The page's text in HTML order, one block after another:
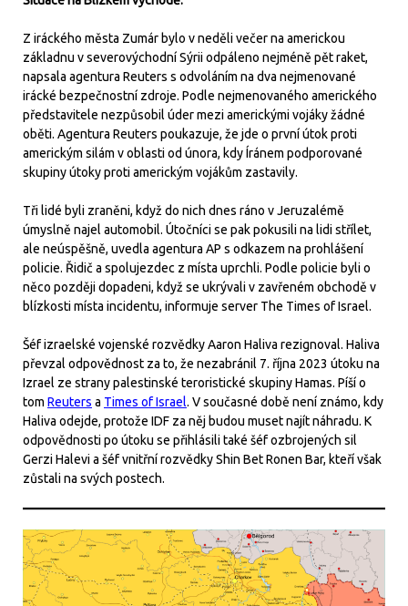
Z iráckého města Zumár bylo v neděli večer na americkou
základnu v severovýchodní Sýrii odpáleno nejméně pět raket,
napsala agentura Reuters s odvoláním na dva nejmenované
irácké bezpečnostní zdroje. Podle nejmenovaného amerického
představitele nezpůsobil úder mezi americkými vojáky žádné
oběti. Agentura Reuters poukazuje, že jde o první útok proti
americkým silám v oblasti od února, kdy Íránem podporované
skupiny útoky proti americkým vojákům zastavily.
Tři lidé byli zraněni, když do nich dnes ráno v Jeruzalémě
úmyslně najel automobil. Útočníci se pak pokusili na lidi střílet,
ale neúspěšně, uvedla agentura AP s odkazem na prohlášení
policie. Řidič a spolujezdec z místa uprchli. Podle policie byli o
něco později dopadeni, když se ukrývali v zavřeném obchodě v
blízkosti místa incidentu, informuje server The Times of Israel.
Šéf izraelské vojenské rozvědky Aaron Haliva rezignoval. Haliva
převzal odpovědnost za to, že nezabránil 7. října 2023 útoku na
Izrael ze strany palestinské teroristické skupiny Hamas. Píší o
tom Reuters a Times of Israel. V současné době není známo, kdy
Haliva odejde, protože IDF za něj budou muset najít náhradu. K
odpovědnosti po útoku se přihlásili také šéf ozbrojených sil
Gerzi Halevi a šéf vnitřní rozvědky Shin Bet Ronen Bar, kteří však
zůstali na svých postech.